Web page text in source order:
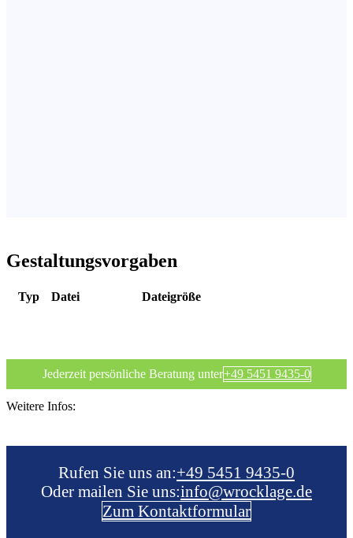
Gestaltungsvorgaben
Typ Datei Dateigröße
Jederzeit persönliche Beratung unter+49 5451 9435-0
Weitere Infos:
Rufen Sie uns an:­+49 5451 9435-0
Oder mailen Sie uns:info@wrocklage.de
Zum Kontaktformular